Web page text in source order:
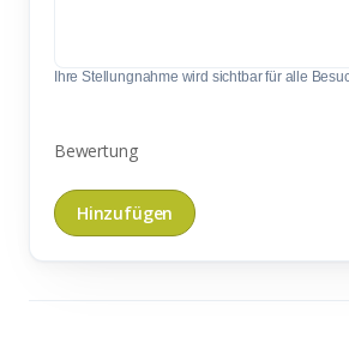
Ihre Stellungnahme wird sichtbar für alle
Bewertung